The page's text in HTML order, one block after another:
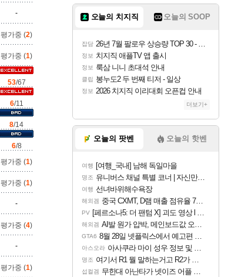
-
평가중 (2)
평가중 (1)
53/67
6/11
8/14
6/8
평가중 (1)
평가중 (1)
-
평가중 (4)
-
평가중 (1)
오늘의 치지직 오늘의 SOOP
잡담 26년 7월 팔로우 상승량 TOP 30 - 월간 치지직
정보 치지직 애플TV 앱 출시
정보 룩삼 니니 초대석 안내
클립 봉누도2 두 번째 티저 - 일상
정보 2026 치지직 이리대회 오픈컵 안내
더보기+
오늘의 팟벤 오늘의 핫벤
여행 [여행_국내] 남해 독일마을
명조 유니버스 채널 특별 코너 | 자신만의 스타일
여행 선녀바위해수욕장
해외겜 중국 CXMT, D램 매출 점유율 7%…글로벌 4위로 부상
PV [페르소나5: 더 팬텀 X] 괴도 영상 l 타카마키 안·댄싱 스타
해외겜 AI발 원가 압박, 메인보드값 오르나
GTA6 8월 28일 넷플릭스에서 예고편 공개 예정
아스오라 아사쿠라 마이 성우 정보 및 주요 필모
명조 여기서 R1 뭘 말하는거고 R2가 뭘말하는걸까요?
섭컬겜 무한대 아난타가 넷이즈 어플 달력에 일정 등록